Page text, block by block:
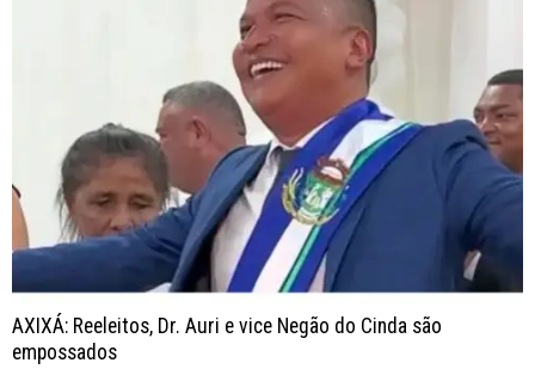
AXIXÁ: Reeleitos, Dr. Auri e vice Negão do Cinda são
empossados